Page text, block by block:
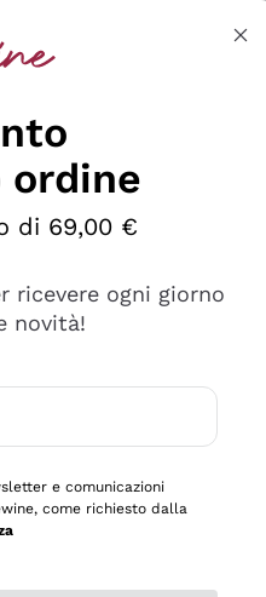
ordine
di 69,00 €
ricevere ogni giorno
novità!
e comunicazioni
come richiesto dalla